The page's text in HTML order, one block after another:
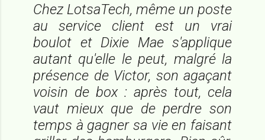
Chez LotsaTech, même un poste
au service client est un vrai
boulot et Dixie Mae s'applique
autant qu'elle le peut, malgré la
présence de Victor, son agaçant
voisin de box : après tout, cela
vaut mieux que de perdre son
temps à gagner sa vie en faisant